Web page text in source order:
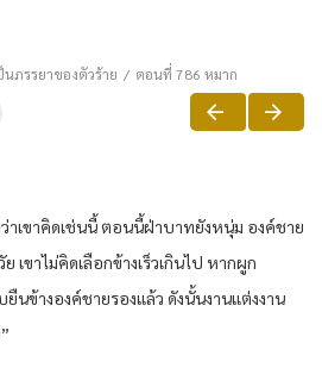
ภรรยาของตัวร้าย ตอนที่ 786 หมาก
าเขาคิดเช่นนี้ ตอนนี้ฝ่าบาทยังหนุ่ม องค์ชาย
เขาไม่คิดเลือกข้างเร็วเกินไป หากผูก
นข้างองค์ชายรองแล้ว ดังนั้นงานแต่งงาน